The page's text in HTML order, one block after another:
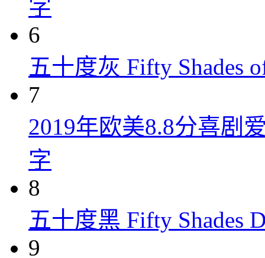
字
6
五十度灰 Fifty Shades
7
2019年欧美8.8分喜剧
字
8
五十度黑 Fifty Shades
9